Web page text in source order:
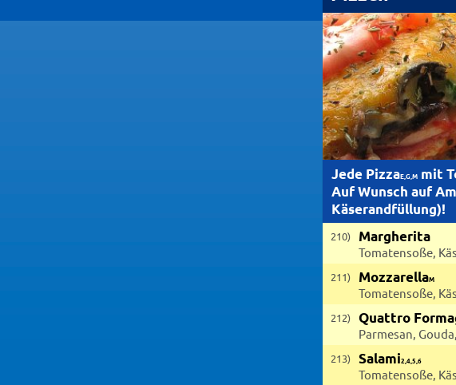
Jede PizzaE,G,M mit
Auf Wunsch auf
Käserandfüllung)!
210) Margherita
Tomatensoße,
211) MozzarellaM
Tomatensoße,
212) Quattro
Parmesan,
213) Salami2,4,5,6
Tomatensoße,